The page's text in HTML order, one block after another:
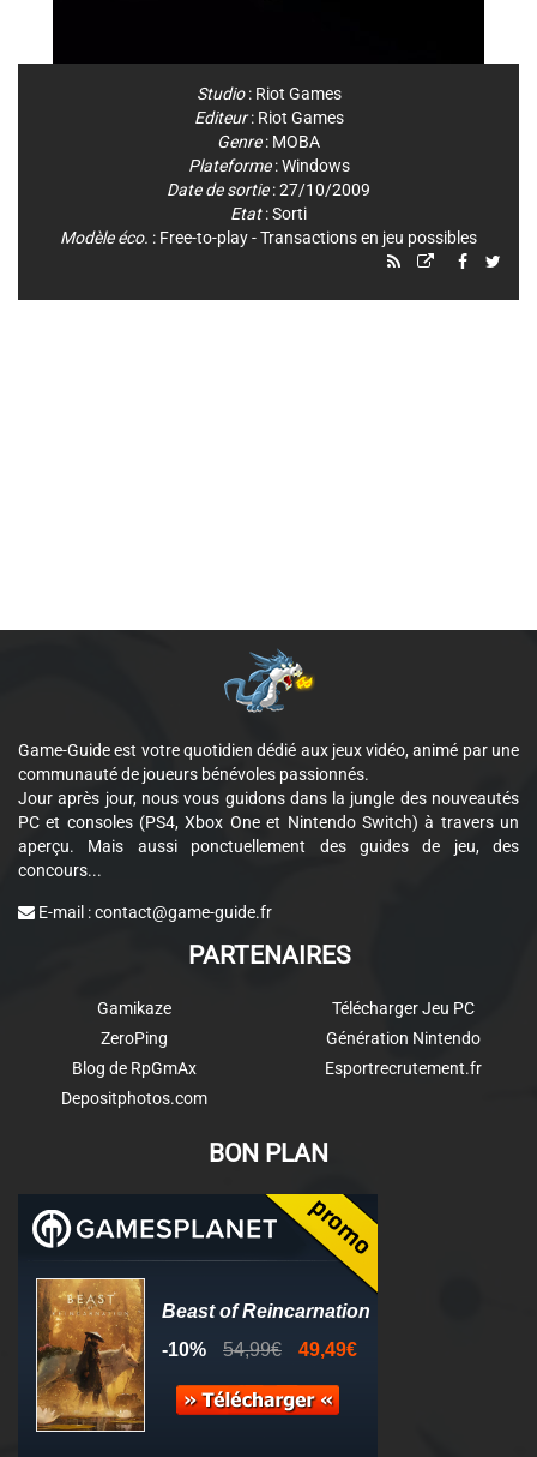
Studio: Riot Games
Editeur: Riot Games
Genre: MOBA
Plateforme:Windows
Date de sortie: 27/10/2009
Etat: Sorti
Modèle éco. : Free-to-play - Transactions en jeu possibles
Game-Guide est votre quotidien dédié aux jeux vidéo, animé par une
communauté de joueurs bénévoles passionnés.
Jour après jour, nous vous guidons dans la jungle des nouveautés
PC et consoles (PS4, Xbox One et Nintendo Switch) à travers un
aperçu. Mais aussi ponctuellement des guides de jeu, des
concours...
E-mail :contact@game-guide.fr
PARTENAIRES
Gamikaze
ZeroPing
Blog de RpGmAx
Depositphotos.com
Télécharger Jeu PC
Génération Nintendo
Esportrecrutement.fr
BON PLAN